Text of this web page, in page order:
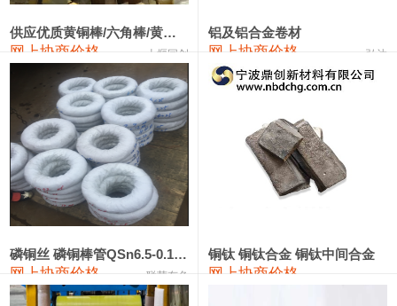
1#电解锰 18,800—19,000 18,900
1#铬 60,000—82,000
2202#硅 14,100—14,300
553#硅 9,200—9,400 9,300
3303#硅 10,300—10,500 10,400
441#硅 9,500—9,700
金属硅553#-331# 10,000 0
供应优质黄铜棒/六角棒/黄铜方板
网上协商价格 十堰同创
铝及铝合金卷材
网上协商价格 弘达
磷铜丝 磷铜棒管QSn6.5-0.1 7-0.2 8-0.3
网上协商价格 联荣有色
铜钛 铜钛合金 铜钛中间合金
网上协商价格